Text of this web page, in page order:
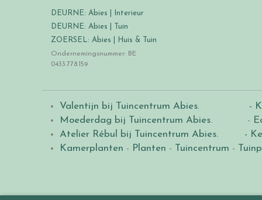
DEURNE: Abies | Interieur
DEURNE: Abies | Tuin
ZOERSEL: Abies | Huis & Tuin
Ondernemingsnummer: BE
0433.778.159
Valentijn bij Tuincentrum Abies.
-
Moederdag bij Tuincentrum Abies. -
Atelier Rébul bij Tuincentrum Abies.
-
Kamerplanten - Planten - Tuincentrum -